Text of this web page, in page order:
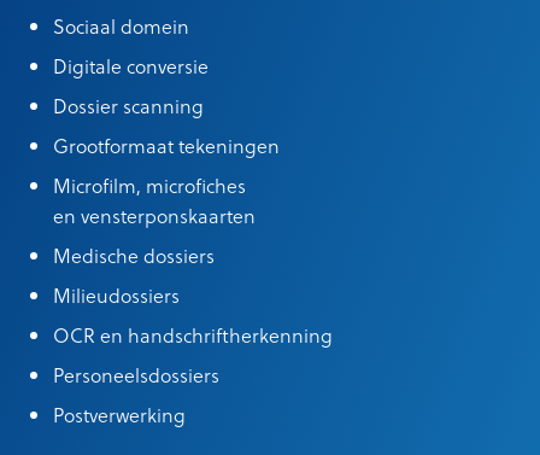
Sociaal domein
Digitale conversie
Dossier scanning
Grootformaat tekeningen
Microfilm, microfiches
en vensterponskaarten
Medische dossiers
Milieudossiers
OCR en handschriftherkenning
Personeelsdossiers
Postverwerking